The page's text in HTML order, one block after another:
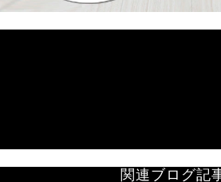
関連ブログ記